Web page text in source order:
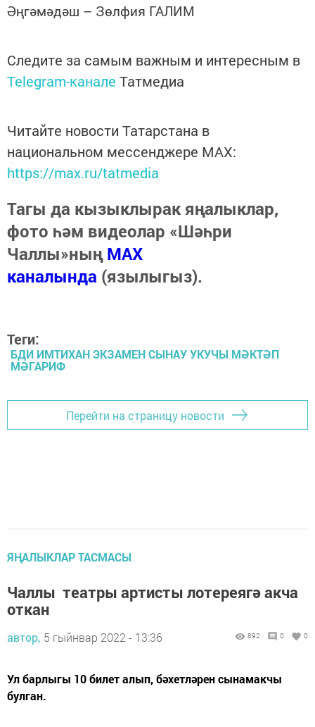
Әңгәмәдәш – Зөлфия ГАЛИМ
Следите за самым важным и интересным в
Telegram-канале Татмедиа
Читайте новости Татарстана в
национальном мессенджере MАХ:
https://max.ru/tatmedia
Тагы да кызыклырак яңалыклар,
фото һәм видеолар «Шәһри
Чаллы»ныңMAX
каналында (язылыгыз).
Теги:
БДИ ИМТИХАН ЭКЗАМЕН СЫНАУ УКУЧЫ МӘКТӘП
МӘГАРИФ
Перейти на страницу новости
ЯҢАЛЫКЛАР ТАСМАСЫ
Чаллы театры артисты лотереягә акча
откан
автор, 5 гыйнвар 2022 - 13:36 892 0 0
Ул барлыгы 10 билет алып, бәхетләрен сынамакчы
булган.